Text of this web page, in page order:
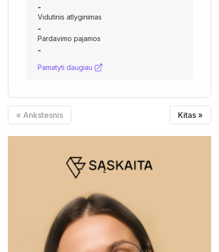
-
Vidutinis atlyginimas
-
Pardavimo pajamos
-
Pamatyti daugiau
« Ankstesnis Kitas »